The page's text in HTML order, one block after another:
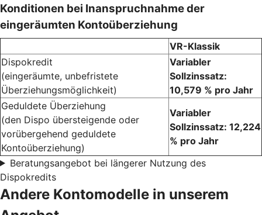
Konditionen bei Inanspruchnahme der
eingeräumten Kontoüberziehung
VR-Klassik
Dispokredit
(eingeräumte, unbefristete
Überziehungsmöglichkeit)
Variabler
Sollzinssatz:
10,579 % pro Jahr
Geduldete Überziehung
(den Dispo übersteigende oder
vorübergehend geduldete
Kontoüberziehung)
Variabler
Sollzinssatz: 12,224
% pro Jahr
Beratungsangebot bei längerer Nutzung des
Dispokredits
Andere Kontomodelle in unserem